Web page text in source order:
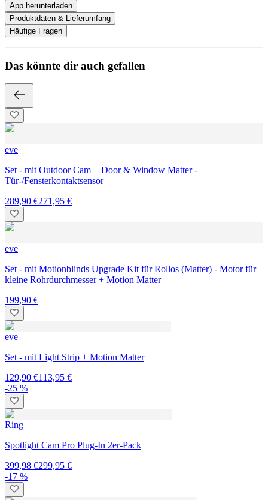
App herunterladen
Produktdaten & Lieferumfang
Häufige Fragen
Das könnte dir auch gefallen
eve
Set - mit Outdoor Cam + Door & Window Matter -
Tür-/Fensterkontaktsensor
289,90 €271,95 €
eve
Set - mit Motionblinds Upgrade Kit für Rollos (Matter) - Motor für
kleine Rohrdurchmesser + Motion Matter
199,90 €
eve
Set - mit Light Strip + Motion Matter
129,90 €113,95 €
-25 %
Ring
Spotlight Cam Pro Plug-In 2er-Pack
399,98 €299,95 €
-17 %